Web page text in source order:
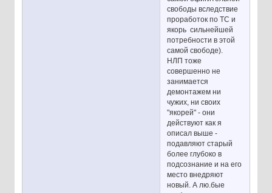
свободы вследствие
проработок по ТС и
якорь сильнейшей
потребности в этой
самой свободе).
НЛП тоже
совершенно не
занимается
демонтажем ни
чужих, ни своих
"якорей" - они
действуют как я
описал выше -
подавляют старый
более глубоко в
подсознание и на его
место внедряют
новый. А лю.бые